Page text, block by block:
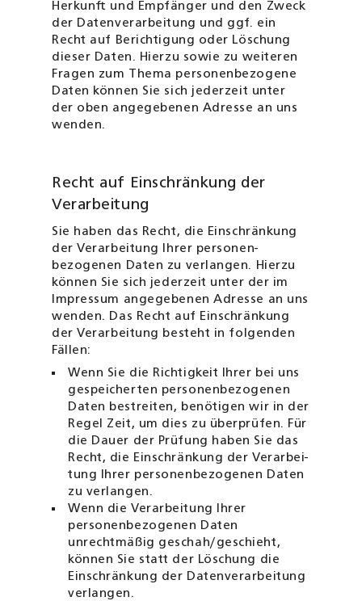
Herkunft und Empfänger und den Zweck
der Datenverarbeitung und ggf. ein
Recht auf Berichtigung oder Löschung
dieser Daten. Hierzu sowie zu weiteren
Fragen zum Thema personenbezogene
Daten können Sie sich jederzeit unter
der oben angegebenen Adresse an uns
wenden.
Recht auf Einschränkung der
Verarbeitung
Sie haben das Recht, die Einschränkung
der Verarbeitung Ihrer personen­
bezogenen Daten zu verlangen. Hierzu
können Sie sich jederzeit unter der im
Impressum angegebenen Adresse an uns
wenden. Das Recht auf Einschränkung
der Verarbeitung besteht in folgenden
Fällen:
Wenn Sie die Richtigkeit Ihrer bei uns
gespeicherten personenbezogenen
Daten bestreiten, benötigen wir in der
Regel Zeit, um dies zu überprüfen. Für
die Dauer der Prüfung haben Sie das
Recht, die Einschränkung der Verar­bei­
tung Ihrer personenbezogenen Daten
zu verlangen.
Wenn die Verarbeitung Ihrer
personenbezogenen Daten
unrechtmäßig geschah/geschieht,
können Sie statt der Löschung die
Einschränkung der Datenverarbeitung
verlangen.